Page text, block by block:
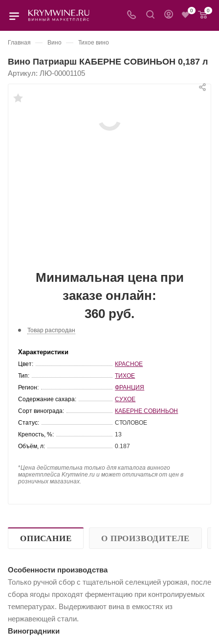
0 0
Главная — Вино — Тихое вино
Вино Патриарш КАБЕРНЕ СОВИНЬОН 0,187 л
Артикул: ЛЮ-00001105
Минимальная цена при
заказе онлайн:
360 руб.
Товар распродан
Характеристики
Цвет:
КРАСНОЕ
Тип:
ТИХОЕ
Регион:
ФРАНЦИЯ
Содержание сахара:
СУХОЕ
Сорт винограда:
КАБЕРНЕ СОВИНЬОН
Статус:
СТОЛОВОЕ
Крепость, %:
13
Объём, л:
0.187
*Цена действительна только для каталога винного
маркетплейса Krymwine.ru и может отличаться от цен в
розничных магазинах.
ОПИСАНИЕ О ПРОИЗВОДИТЕЛЕ
Особенности производства
Только ручной сбор с тщательной селекцией урожая, после
сбора ягоды проходят ферментацию при контролируемых
температурах. Выдерживают вина в емкостях из
нержавеющей стали.
Виноградники